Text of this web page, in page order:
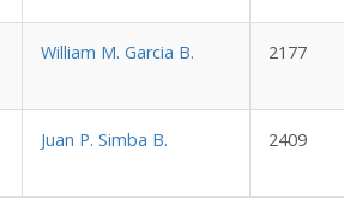
William M. Garcia B. 2177
Juan P. Simba B. 2409